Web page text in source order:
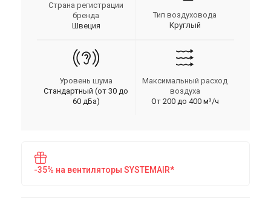
Страна регистрации
бренда
Швеция
Тип воздуховода
Круглый
Уровень шума
Стандартный (от 30 до
60 дБа)
Максимальный расход
воздуха
От 200 до 400 м³/ч
-35% на вентиляторы SYSTEMAIR*